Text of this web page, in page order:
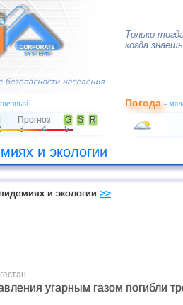
Только
когда
Прогноз G S
R
3 4 5
Погода-
и экологии
и экологии >>
угарным газом погибли